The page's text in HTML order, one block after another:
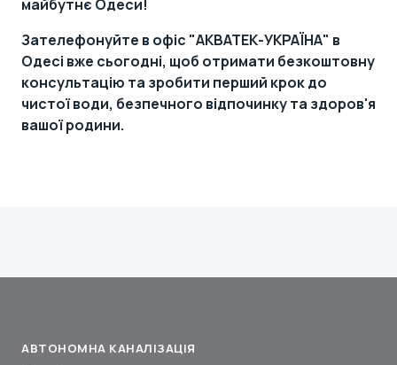
майбутнє Одеси!
Зателефонуйте в офіс "АКВАТЕК-УКРАЇНА" в
Одесі вже сьогодні, щоб отримати безкоштовну
консультацію та зробити перший крок до
чистої води, безпечного відпочинку та здоров'я
вашої родини.
АВТОНОМНА КАНАЛІЗАЦІЯ